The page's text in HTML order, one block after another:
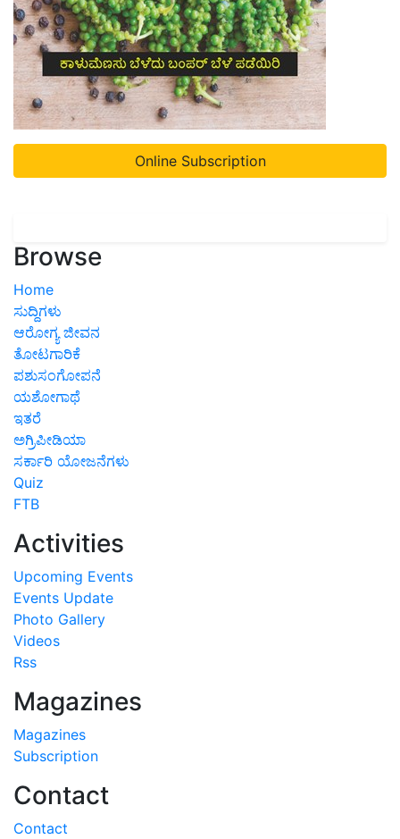
Online Subscription
Browse
Home
ಸುದ್ದಿಗಳು
ಆರೋಗ್ಯ ಜೀವನ
ತೋಟಗಾರಿಕೆ
ಪಶುಸಂಗೋಪನೆ
ಯಶೋಗಾಥೆ
ಇತರೆ
ಅಗ್ರಿಪೀಡಿಯಾ
ಸರ್ಕಾರಿ ಯೋಜನೆಗಳು
Quiz
FTB
Activities
Upcoming Events
Events Update
Photo Gallery
Videos
Rss
Magazines
Magazines
Subscription
Contact
Contact